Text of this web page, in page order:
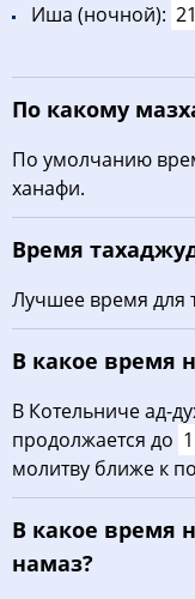
Иша (ночной):
По какому
По умолчанию
ханафи.
Время
Лучшее время для
В какое время
В Котельниче ад-
продолжается до
молитву ближе к
В какое время
намаз?